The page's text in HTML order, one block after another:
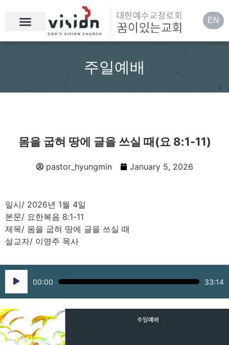
EN
주일예배
몸을 굽혀 땅에 글을 쓰실 때(요 8:1-11)
pastor_hyungmin January 5, 2026
일시/ 2026년 1월 4일
본문/ 요한복음 8:1-11
제목/ 몸을 굽혀 땅에 글을 쓰실 때
설교자/ 이영주 목사
Audio
Player
00:00 33:14